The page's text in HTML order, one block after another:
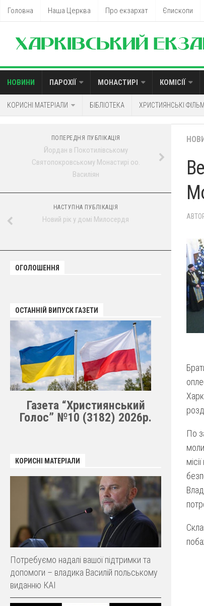
Головна Наша Церква Про екзархат Єпископи
НОВИНИ ПАРОХІЇ МОНАСТИРІ КОМІСІЇ
КОРИСНІ МАТЕРІАЛИ БІБЛІОТЕКА ХРИСТИЯНСЬКІ
По
ПОПЕРЕДНЯ ПУБЛІКАЦІЯ
Йордан в Покотилівському
Святопокровському Монастирі оо.
Василіян
НАСТУПНА ПУБЛІКАЦІЯ
Новий рік у домі Милосердя
ОГОЛОШЕННЯ
ОСТАННІЙ ВИПУСК ГАЗЕТИ
Газета “Християнський
Голос” №10 (3182) 2026р.
КОРИСНІ МАТЕРІАЛИ
Потребуємо надалі вашої підтримки та
допомоги – владика Василій польському
виданню КАІ